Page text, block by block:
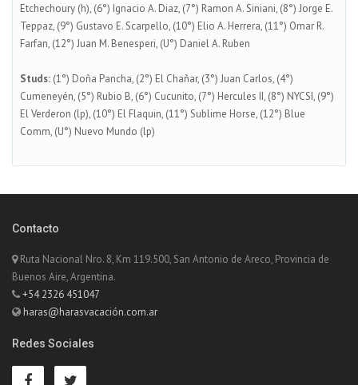
Etchechoury (h), (6°) Ignacio A. Diaz, (7°) Ramon A. Siniani, (8°) Jorge E.
Teppaz, (9°) Gustavo E. Scarpello, (10°) Elio A. Herrera, (11°) Omar R.
Farfan, (12°) Juan M. Benesperi, (U°) Daniel A. Ruben
Studs: (1°) Doña Pancha, (2°) El Chañar, (3°) Juan Carlos, (4°)
Cumeneyén, (5°) Rubio B, (6°) Cucunito, (7°) Hercules II, (8°) NYCSI, (9°)
El Verderon (lp), (10°) El Flaquin, (11°) Sublime Horse, (12°) Blue
Comm, (U°) Nuevo Mundo (lp)
Contacto
Ruta Nacional Nro. 8, Km 119.500, San Antonio de Areco, Provincia de
Buenos Aire, Argentina.
+54 2326 451047
haras@harasvacación.com.ar
Redes Sociales